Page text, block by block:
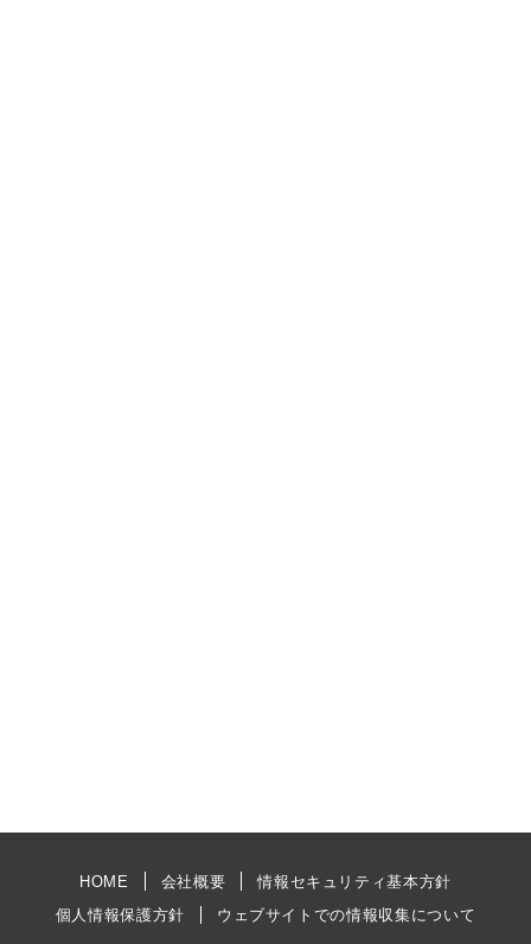
HOME 会社概要
情報セキュリティ基本方針
個人情報保護方針
ウェブサイトでの情報収集について